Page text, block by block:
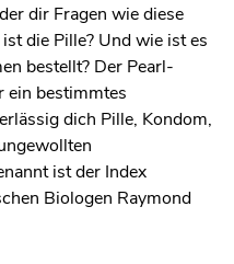
dir Fragen wie diese
die Pille? Und wie ist es
bestellt? Der Pearl-
ein bestimmtes
dich Pille, Kondom,
ist der Index
Biologen Raymond